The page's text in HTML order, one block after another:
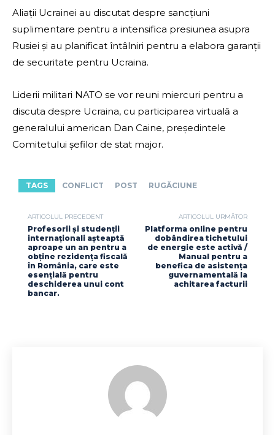
Aliații Ucrainei au discutat despre sancțiuni
suplimentare pentru a intensifica presiunea asupra
Rusiei și au planificat întâlniri pentru a elabora garanții
de securitate pentru Ucraina.
Liderii militari NATO se vor reuni miercuri pentru a
discuta despre Ucraina, cu participarea virtuală a
generalului american Dan Caine, președintele
Comitetului șefilor de stat major.
TAGS CONFLICT POST RUGĂCIUNE
ARTICOLUL PRECEDENT
Profesorii și studenții
internaționali așteaptă
aproape un an pentru a
obține rezidența fiscală
în România, care este
esențială pentru
deschiderea unui cont
bancar.
ARTICOLUL URMĂTOR
Platforma online pentru
dobândirea tichetului
de energie este activă /
Manual pentru a
benefica de asistența
guvernamentală la
achitarea facturii